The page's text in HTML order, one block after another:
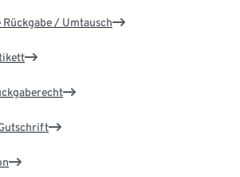
Rückgabe / Umtausch